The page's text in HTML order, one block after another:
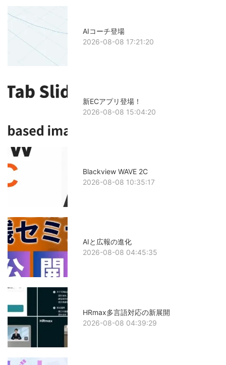
AIコーチ登場
2026-08-08 17:21:20
新ECアプリ登場！
2026-08-08 15:04:20
Blackview WAVE 2C
2026-08-08 10:35:17
AIと広報の進化
2026-08-08 04:45:35
HRmax多言語対応の新展開
2026-08-08 04:39:29